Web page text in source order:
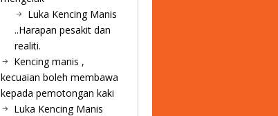
Luka Kencing Manis
..Harapan pesakit dan
realiti.
Kencing manis ,
kecuaian boleh membawa
kepada pemotongan kaki
Luka Kencing Manis